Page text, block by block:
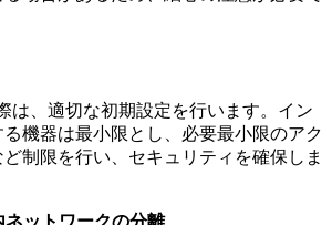
は、適切な初期設定を行います。イン
機器は最小限とし、必要最小限のアク
制限を行い、セキュリティを確保しま